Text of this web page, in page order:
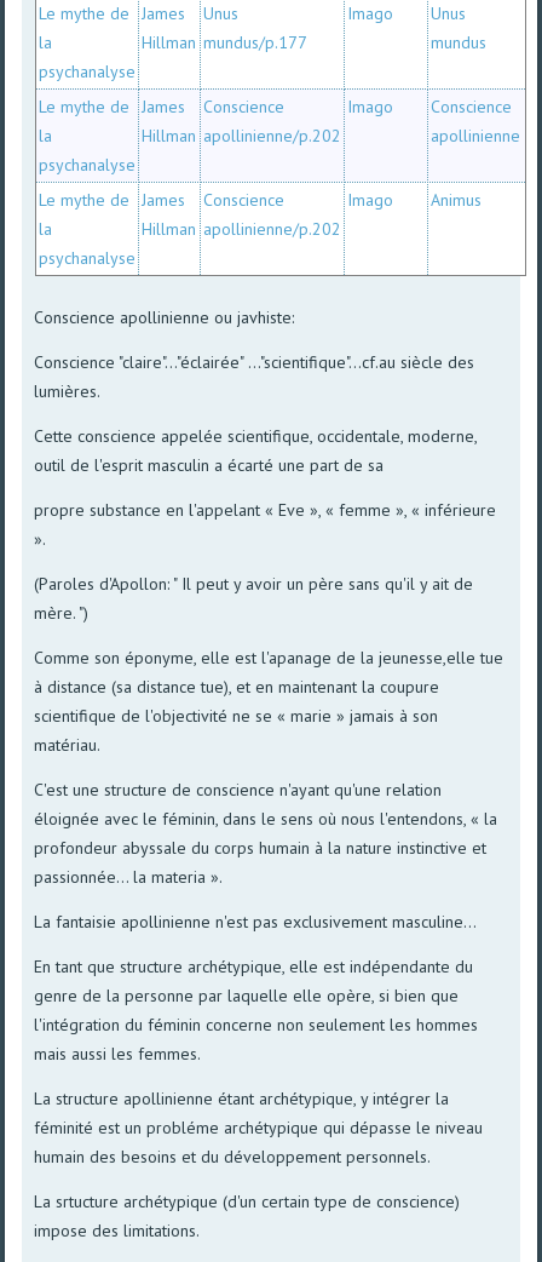
Le mythe de
la
psychanalyse
James
Hillman
Unus
mundus/p.177
Imago
Unus
mundus
Le mythe de
la
psychanalyse
James
Hillman
Conscience
apollinienne/p.202
Imago
Conscience
apollinienne
Le mythe de
la
psychanalyse
James
Hillman
Conscience
apollinienne/p.202
Imago Animus
Conscience apollinienne ou javhiste:
Conscience "claire"..."éclairée" ..."scientifique"...cf.au siècle des
lumières.
Cette conscience appelée scientifique, occidentale, moderne,
outil de l'esprit masculin a écarté une part de sa
propre substance en l'appelant « Eve », « femme », « inférieure
».
(Paroles d'Apollon: " Il peut y avoir un père sans qu'il y ait de
mère. ")
Comme son éponyme, elle est l'apanage de la jeunesse,elle tue
à distance (sa distance tue), et en maintenant la coupure
scientifique de l'objectivité ne se « marie » jamais à son
matériau.
C'est une structure de conscience n'ayant qu'une relation
éloignée avec le féminin, dans le sens où nous l'entendons, « la
profondeur abyssale du corps humain à la nature instinctive et
passionnée... la materia ».
La fantaisie apollinienne n'est pas exclusivement masculine...
En tant que structure archétypique, elle est indépendante du
genre de la personne par laquelle elle opère, si bien que
l'intégration du féminin concerne non seulement les hommes
mais aussi les femmes.
La structure apollinienne étant archétypique, y intégrer la
féminité est un probléme archétypique qui dépasse le niveau
humain des besoins et du développement personnels.
La srtucture archétypique (d'un certain type de conscience)
impose des limitations.